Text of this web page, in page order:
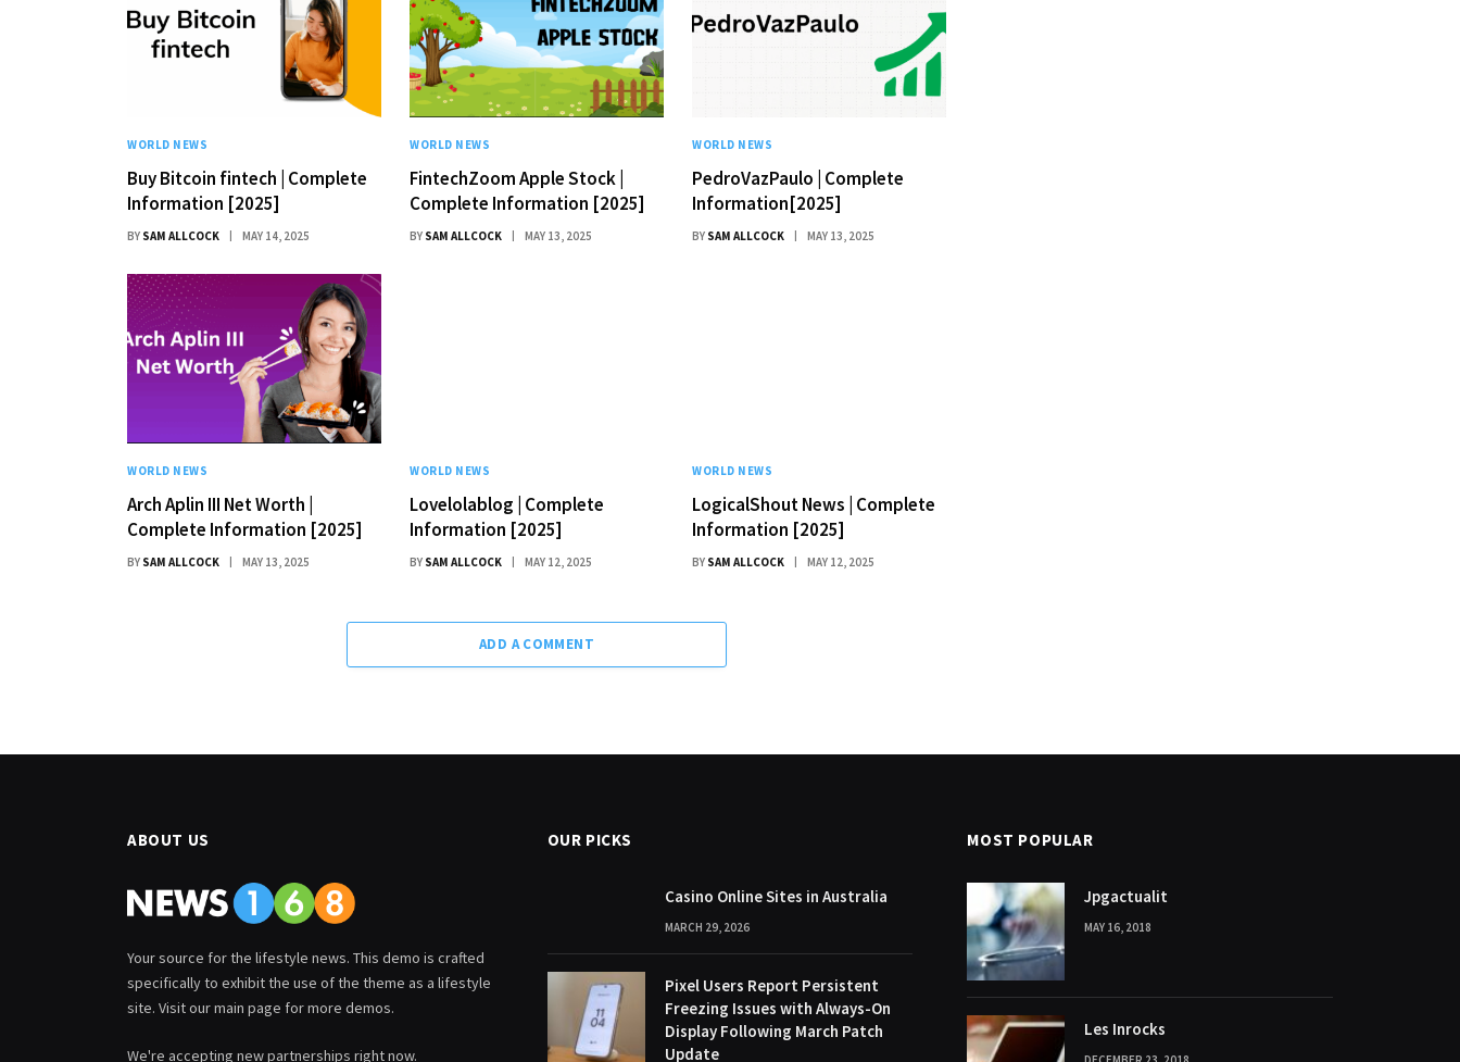
WORLD NEWS
Buy Bitcoin fintech | Complete
Information [2025]
BY SAM ALLCOCK MAY 14, 2025
WORLD NEWS
FintechZoom Apple Stock |
Complete Information [2025]
BY SAM ALLCOCK MAY 13, 2025
WORLD NEWS
PedroVazPaulo | Complete
Information[2025]
BY SAM ALLCOCK MAY 13, 2025
WORLD NEWS
Arch Aplin III Net Worth |
Complete Information [2025]
BY SAM ALLCOCK MAY 13, 2025
WORLD NEWS
Lovelolablog | Complete
Information [2025]
BY SAM ALLCOCK MAY 12, 2025
WORLD NEWS
LogicalShout News | Complete
Information [2025]
BY SAM ALLCOCK MAY 12, 2025
ADD A COMMENT
ABOUT US
Your source for the lifestyle news. This demo is crafted
specifically to exhibit the use of the theme as a lifestyle
site. Visit our main page for more demos.
We're accepting new partnerships right now.
OUR PICKS
Casino Online Sites in Australia
MARCH 29, 2026
Pixel Users Report Persistent
Freezing Issues with Always-On
Display Following March Patch
Update
MOST POPULAR
Jpgactualit
MAY 16, 2018
Les Inrocks